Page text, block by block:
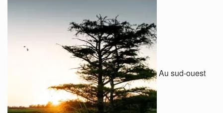
Au sud-ouest